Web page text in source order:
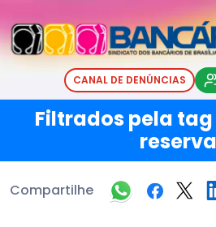
CANAL DE DENÚNCIAS
Filtrados pela
Compartilhe